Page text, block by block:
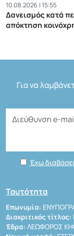
10.08.2026 | 15:55
Δανεισμός κατά
απόκτηση
Για να
Έχω
Ταυτότητα
Επωνυμία:
Διακριτικός τίτλος:
Έδρα: ΛΕΩΦΟΡΟΣ